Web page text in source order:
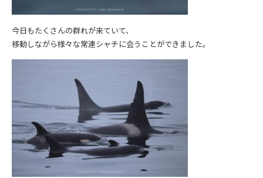
今日もたくさんの群れが来ていて、
移動しながら様々な常連シャチに会うことができました。